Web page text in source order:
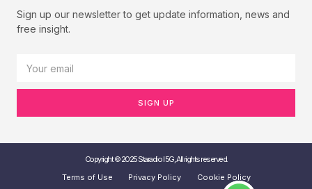
Sign up our newsletter to get update information, news and
free insight.
SIGN UP
Copyright © 2025 Staradio I 5G, All rights reserved.
Terms of Use
Privacy Policy Cookie Policy